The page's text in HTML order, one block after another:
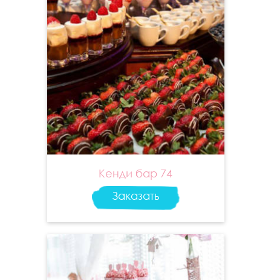
Кенди бар 74
Заказать